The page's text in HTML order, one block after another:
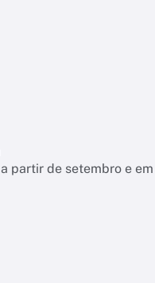
partir de setembro e